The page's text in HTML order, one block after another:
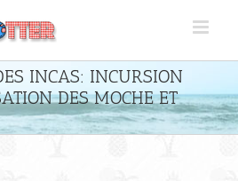
INCAS: INCURSION
DES MOCHE ET